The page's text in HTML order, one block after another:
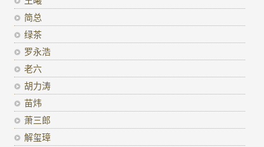
简总
绿茶
罗永浩
老六
胡力涛
苗炜
萧三郎
解玺璋